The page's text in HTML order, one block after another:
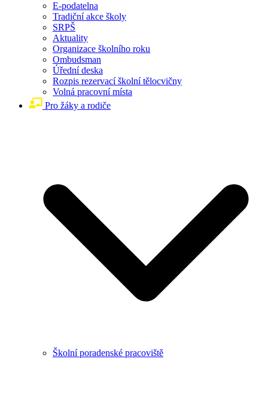
E-podatelna
Tradiční akce školy
SRPŠ
Aktuality
Organizace školního roku
Ombudsman
Úřední deska
Rozpis rezervací školní tělocvičny
Volná pracovní místa
Pro žáky a rodiče
Školní poradenské pracoviště